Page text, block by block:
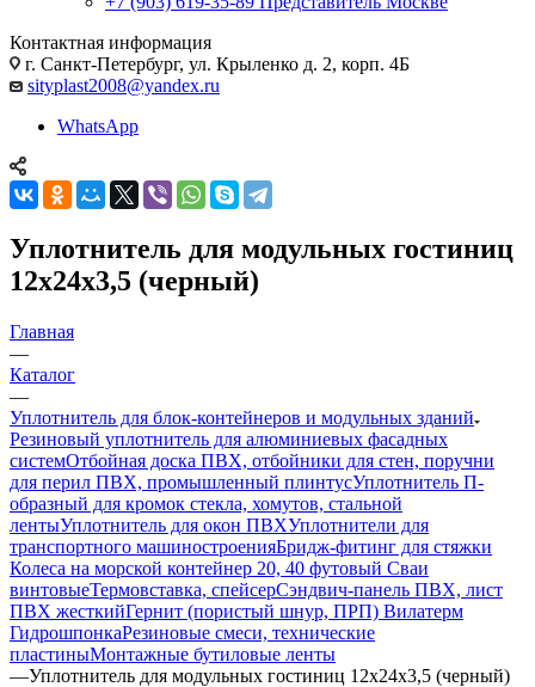
Контактная информация
г. Санкт-Петербург, ул. Крыленко д. 2, корп. 4Б
sityplast2008@yandex.ru
WhatsApp
Уплотнитель для модульных гостиниц
12х24х3,5 (черный)
Главная
—
Каталог
—
Уплотнитель для блок-контейнеров и модульных зданий
Резиновый уплотнитель для алюминиевых фасадных
системОтбойная доска ПВХ, отбойники для стен, поручни
для перил ПВХ, промышленный плинтусУплотнитель П-
образный для кромок стекла, хомутов, стальной
лентыУплотнитель для окон ПВХУплотнители для
транспортного машиностроенияБридж-фитинг для стяжки
Колеса на морской контейнер 20, 40 футовый Сваи
винтовыеТермовставка, спейсерСэндвич-панель ПВХ, лист
ПВХ жесткийГернит (пористый шнур, ПРП) Вилатерм
ГидрошпонкаРезиновые смеси, технические
пластиныМонтажные бутиловые ленты
—Уплотнитель для модульных гостиниц 12х24х3,5 (черный)